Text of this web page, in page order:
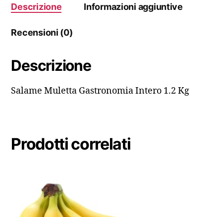
Descrizione Informazioni aggiuntive
Recensioni (0)
Descrizione
Salame Muletta Gastronomia Intero 1.2 Kg
Prodotti correlati